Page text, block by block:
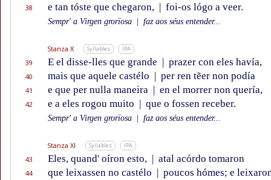
38 e tan tóste que chegaron, | foi-os lógo a veer.
Sempr' a Virgen grorïosa faz aos séus entender...
Stanza X Syllables IPA
39 E el disse-lles que grande | prazer con eles havía,
40 mais que aquele castélo | per ren tẽer non podía
41 e que per nulla maneira | en el morrer non quería,
42 e a eles rogou muito | que o fossen receber.
Sempr' a Virgen grorïosa faz aos séus entender...
Stanza XI Syllables IPA
43 Eles, quand' oíron esto, | atal acórdo tomaron
44 que leixassen no castélo | poucos hómes; e